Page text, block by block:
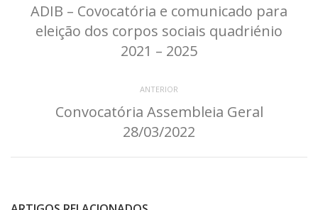
ADIB – Covocatória e comunicado para
eleição dos corpos sociais quadriénio
2021 – 2025
ANTERIOR
Convocatória Assembleia Geral
28/03/2022